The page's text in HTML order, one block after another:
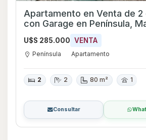
Apartamento en Venta de
con Garage en Península,
U$S 285.000 VENTA
Península Apartamento
2 2 80 m² 1
Consultar